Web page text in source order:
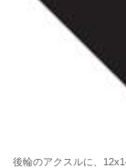
後輪のアクスルに、